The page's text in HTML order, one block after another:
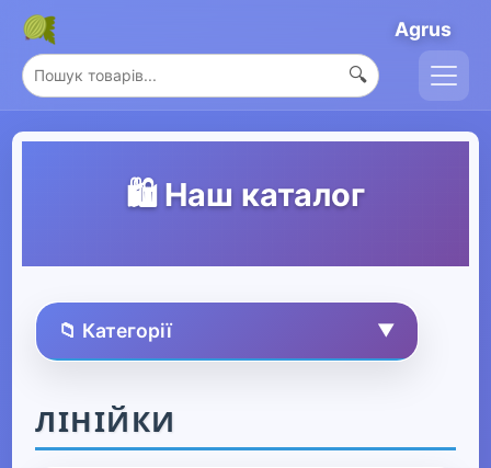
Agrus
🔍
🛍️ Наш каталог
📁 Категорії ▼
▶ Спорт та захоплення
ЛІНІЙКИ